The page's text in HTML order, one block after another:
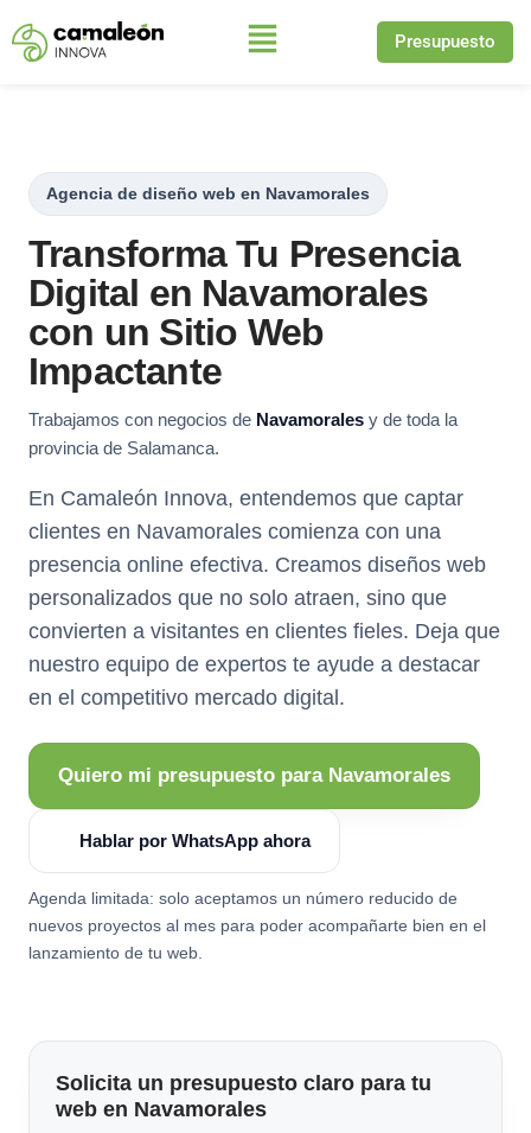
Saltar
Presupuesto
Agencia de diseño web en Navamorales
Transforma Tu Presencia
Digital en Navamorales
con un Sitio Web
Impactante
Trabajamos con negocios de Navamorales y de toda la
provincia de Salamanca.
En Camaleón Innova, entendemos que captar
clientes en Navamorales comienza con una
presencia online efectiva. Creamos diseños web
personalizados que no solo atraen, sino que
convierten a visitantes en clientes fieles. Deja que
nuestro equipo de expertos te ayude a destacar
en el competitivo mercado digital.
Quiero mi presupuesto para Navamorales
Hablar por WhatsApp ahora
Agenda limitada: solo aceptamos un número reducido de
nuevos proyectos al mes para poder acompañarte bien en el
lanzamiento de tu web.
Solicita un presupuesto claro para tu
web en Navamorales